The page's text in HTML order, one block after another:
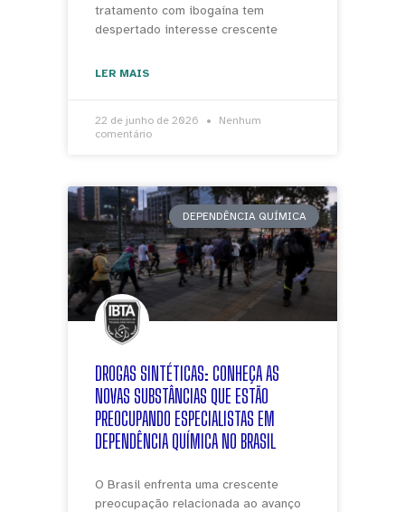
tratamento com ibogaína tem
despertado interesse crescente
LER MAIS
22 de junho de 2026
Nenhum
comentário
DEPENDÊNCIA QUÍMICA
DROGAS SINTÉTICAS: CONHEÇA AS
NOVAS SUBSTÂNCIAS QUE ESTÃO
PREOCUPANDO ESPECIALISTAS EM
DEPENDÊNCIA QUÍMICA NO BRASIL
O Brasil enfrenta uma crescente
preocupação relacionada ao avanço